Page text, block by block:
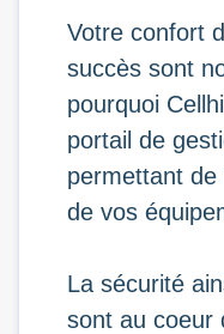
Votre confort
succès sont
pourquoi
portail de
permettant de
de vos
La sécurité
sont au coeur